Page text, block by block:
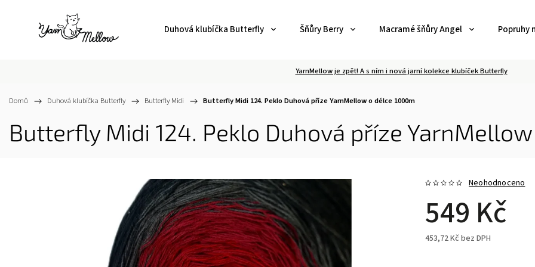
Duhová klubíčka Butterfly Šňůry Berry Macramé šňůry Angel Popruhy
YarnMellow je zpět! A s ním i nová jarní kolekce klubíček Butterfly
Domů / Duhová klubíčka Butterfly / Butterfly Midi / Butterfly Midi 124. Peklo Duhová příze YarnMellow o délce 1000m
Butterfly Midi 124. Peklo Duhová příze
Neohodnoceno
549 Kč
453,72 Kč bez DPH